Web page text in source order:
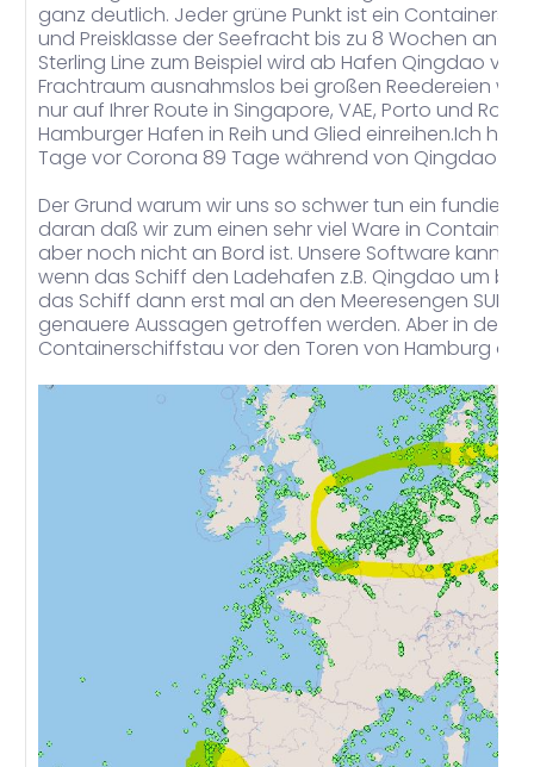
ganz deutlich. Jeder grüne Punkt ist ein
und Preisklasse der Seefracht bis zu 8 Wochen an
Sterling Line zum Beispiel wird ab Hafen Qingdao
Frachtraum ausnahmslos bei großen Reedereien wie
nur auf Ihrer Route in Singapore, VAE, Porto und
Hamburger Hafen in Reih und Glied einreihen.Ich
Tage vor Corona 89 Tage während von Qingdao
Der Grund warum wir uns so schwer tun ein
daran daß wir zum einen sehr viel Ware in
aber noch nicht an Bord ist. Unsere Software kann
wenn das Schiff den Ladehafen z.B. Qingdao um bei
das Schiff dann erst mal an den Meeresengen SUEZ
genauere Aussagen getroffen werden. Aber in den
Containerschiffstau vor den Toren von Hamburg